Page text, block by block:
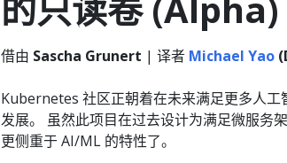
借由 Sascha Grunert | 译者 Michael Yao
Kubernetes 社区正朝着在未来满足更多人
发展。 虽然此项目在过去设计为满足微服务
更侧重于 AI/ML 的特性了。